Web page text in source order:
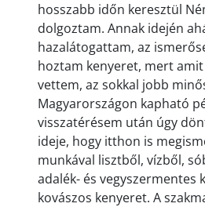
hosszabb időn keresztül
dolgoztam. Annak idején
hazalátogattam, az
hoztam kenyeret, mert
vettem, az sokkal jobb
Magyarországon kapható
visszatérésem után úgy
ideje, hogy itthon is
munkával lisztből, vízből,
adalék- és vegyszermentes
kovászos kenyeret. A